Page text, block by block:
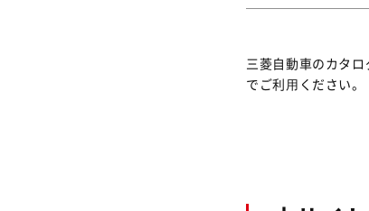
三菱自動車のカタ
でご利⽤ください。